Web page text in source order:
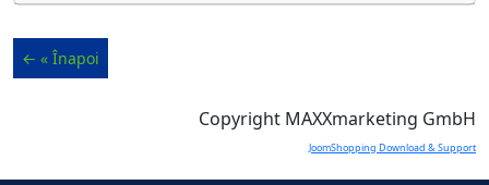
Copyright MAXXmarketing GmbH
JoomShopping Download & Support